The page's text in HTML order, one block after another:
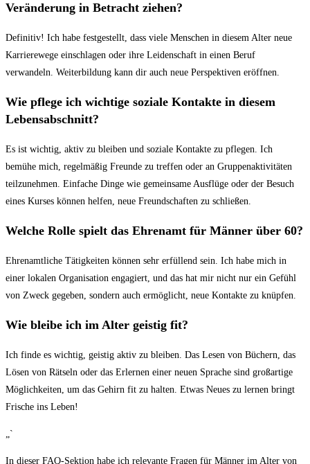
⁣Veränderung in‍ Betracht ziehen?
Definitiv! Ich habe festgestellt, dass viele​ Menschen in diesem​ Alter neue
⁤Karrierewege einschlagen oder ihre Leidenschaft in einen Beruf
verwandeln. Weiterbildung kann⁤ dir auch neue⁢ Perspektiven eröffnen.
Wie pflege ich wichtige soziale Kontakte in diesem‍
Lebensabschnitt?
Es‌ ist wichtig,⁢ aktiv ⁣zu bleiben und soziale Kontakte zu​ pflegen.⁣ Ich
bemühe mich, regelmäßig Freunde zu treffen⁤ oder⁤ an Gruppenaktivitäten
teilzunehmen. Einfache Dinge wie gemeinsame ​Ausflüge oder⁤ der Besuch
⁣eines ⁢Kurses ⁤können ‍helfen, neue Freundschaften zu schließen.
Welche Rolle spielt ⁣das Ehrenamt für Männer über 60?
Ehrenamtliche Tätigkeiten können sehr erfüllend sein. Ich habe mich in
einer lokalen Organisation engagiert, und das hat ⁤mir nicht ‍nur ein Gefühl
von‌ Zweck gegeben, sondern auch ermöglicht, neue Kontakte zu knüpfen.
Wie bleibe ich im Alter geistig fit?
Ich finde es⁢ wichtig, geistig aktiv zu bleiben. Das Lesen‌ von Büchern, das
⁢Lösen von Rätseln oder das Erlernen einer neuen Sprache sind großartige
Möglichkeiten, um das Gehirn fit zu halten. Etwas Neues zu⁤ lernen bringt
Frische ins Leben!
„`
In dieser‍ FAQ-Sektion habe ich relevante Fragen für Männer ‍im Alter von